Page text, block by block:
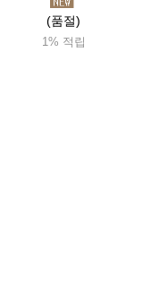
(품절)
1% 적립